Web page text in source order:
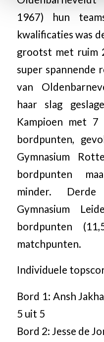
1967) hun
kwalificaties was
grootst met ruim
super spannende
van
haar slag
Kampioen met
bordpunten,
Gymnasium
bordpunten
minder.
Gymnasium
bordpunten
matchpunten.
Individuele
Bord 1: Ansh
5 uit 5
Bord 2: Jesse de